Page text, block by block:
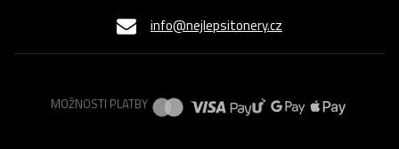
info@nejlepsitonery.cz
MOŽNOSTI PLATBY